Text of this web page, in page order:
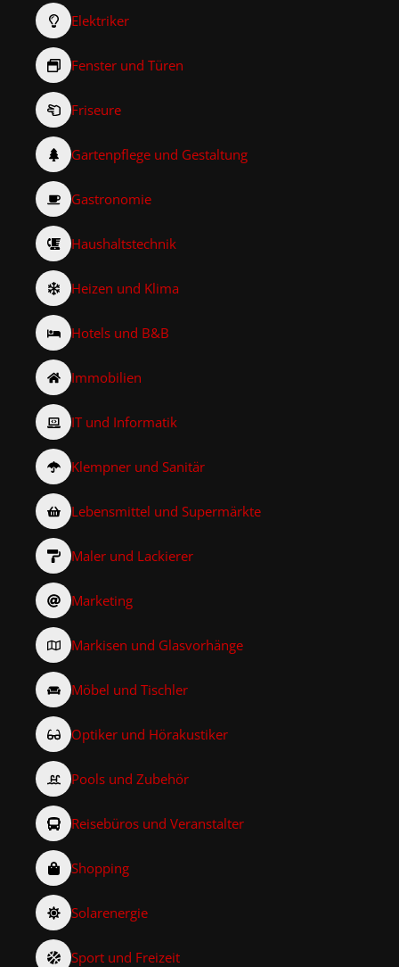
Elektriker
Fenster und Türen
Friseure
Gartenpflege und Gestaltung
Gastronomie
Haushaltstechnik
Heizen und Klima
Hotels und B&B
Immobilien
IT und Informatik
Klempner und Sanitär
Lebensmittel und Supermärkte
Maler und Lackierer
Marketing
Markisen und Glasvorhänge
Möbel und Tischler
Optiker und Hörakustiker
Pools und Zubehör
Reisebüros und Veranstalter
Shopping
Solarenergie
Sport und Freizeit